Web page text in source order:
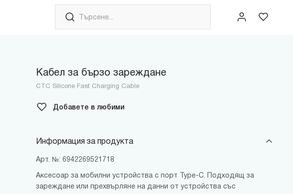
Кабел за бързо зареждане
CTC Silicone Fast Charging Cable
Добавете в любими
Информация за продукта
Арт. №: 6942269521718
Аксесоар за мобилни устройства с порт Type-C. Подходящ за
зареждане или прехвърляне на данни от устройства със